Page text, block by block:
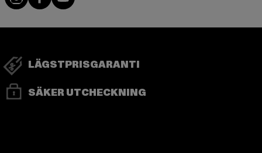
LÄGSTPRISGARANTI
SÄKER UTCHECKNING